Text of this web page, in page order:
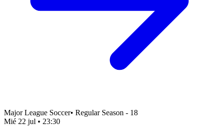
Major League Soccer• Regular Season - 18
Mié 22 jul • 23:30